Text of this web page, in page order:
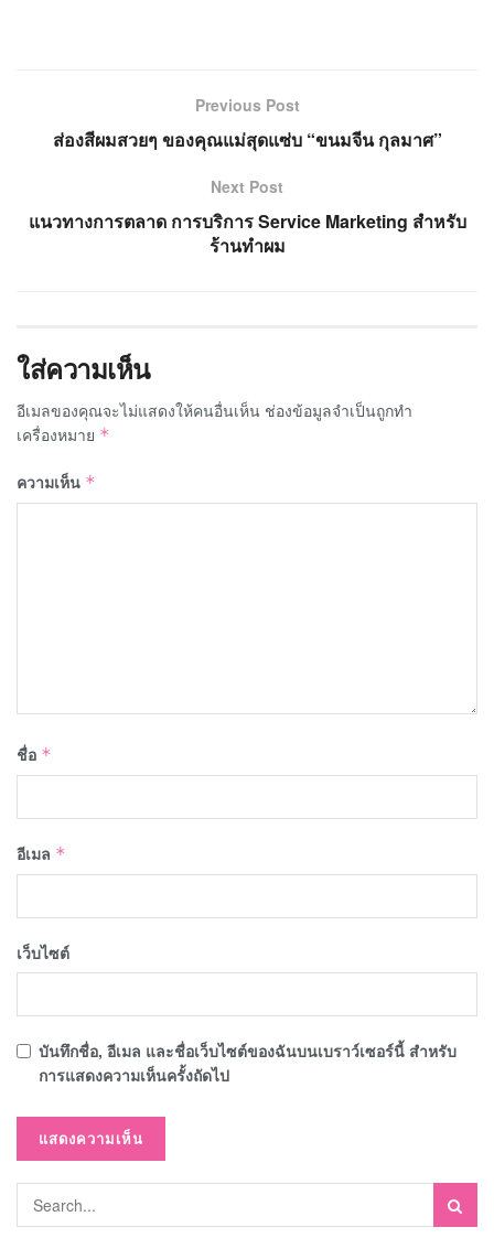
Previous Post
ส่องสีผมสวยๆ ของคุณแม่สุดแซ่บ “ขนมจีน กุลมาศ”
Next Post
แนวทางการตลาด การบริการ Service Marketing สำหรับ
ร้านทำผม
ใส่ความเห็น
อีเมลของคุณจะไม่แสดงให้คนอื่นเห็น ช่องข้อมูลจำเป็นถูกทำ
เครื่องหมาย *
ความเห็น *
ชื่อ *
อีเมล *
เว็บไซต์
บันทึกชื่อ, อีเมล และชื่อเว็บไซต์ของฉันบนเบราว์เซอร์นี้ สำหรับ
การแสดงความเห็นครั้งถัดไป